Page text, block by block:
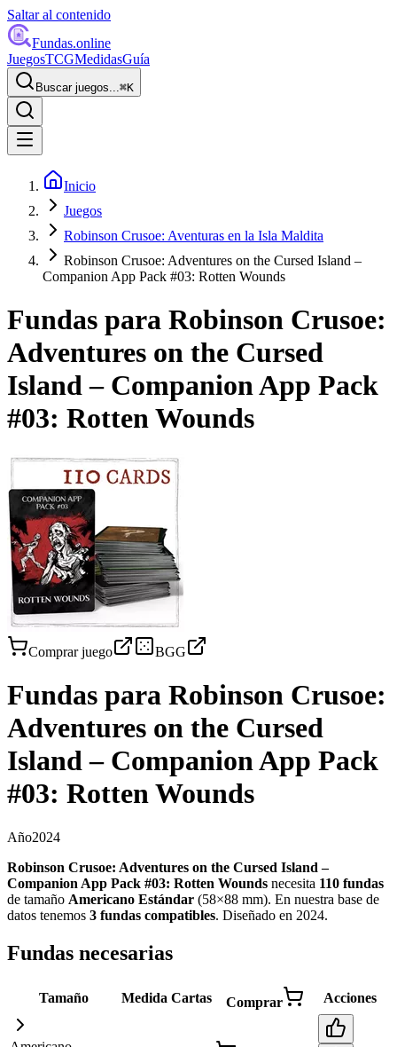
Saltar al contenido
Fundas.online
JuegosTCGMedidasGuía
Buscar juegos...⌘K
Inicio
Juegos
Robinson Crusoe: Aventuras en la Isla Maldita
Robinson Crusoe: Adventures on the Cursed Island –
Companion App Pack #03: Rotten Wounds
Fundas para Robinson Crusoe:
Adventures on the Cursed
Island – Companion App Pack
#03: Rotten Wounds
Comprar juego BGG
Fundas para Robinson Crusoe:
Adventures on the Cursed
Island – Companion App Pack
#03: Rotten Wounds
Año2024
Robinson Crusoe: Adventures on the Cursed Island –
Companion App Pack #03: Rotten Wounds necesita 110 fundas
de tamaño Americano Estándar (58×88 mm). En nuestra base de
datos tenemos 3 fundas compatibles. Diseñado en 2024.
Fundas necesarias
Tamaño Medida Cartas Comprar Acciones